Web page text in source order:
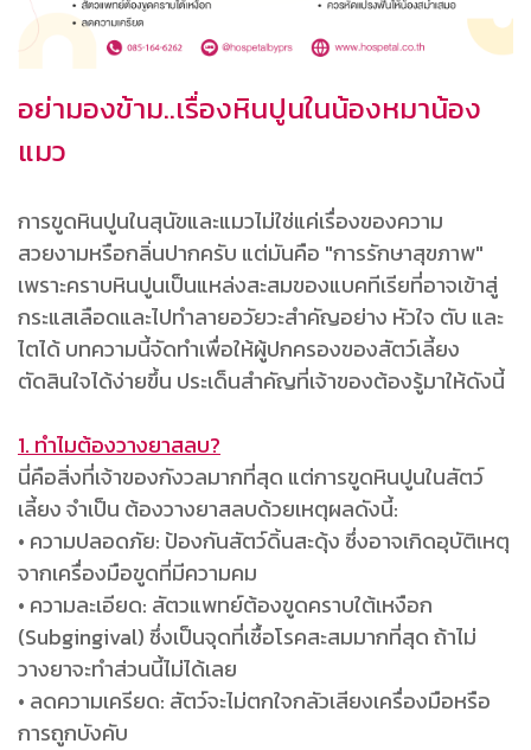
อย่ามองข้าม..เรื่องหินปูนในน้องหมาน้อง
แมว
การขูดหินปูนในสุนัขและแมวไม่ใช่แค่เรื่องของความ
สวยงามหรือกลิ่นปากครับ แต่มันคือ "การรักษาสุขภาพ"
เพราะคราบหินปูนเป็นแหล่งสะสมของแบคทีเรียที่อาจเข้าสู่
กระแสเลือดและไปทำลายอวัยวะสำคัญอย่าง หัวใจ ตับ และ
ไตได้ บทความนี้จัดทำเพื่อให้ผู้ปกครองของสัตว์เลี้ยง
ตัดสินใจได้ง่ายขึ้น ประเด็นสำคัญที่เจ้าของต้องรู้มาให้ดังนี้
1. ทำไมต้องวางยาสลบ?
นี่คือสิ่งที่เจ้าของกังวลมากที่สุด แต่การขูดหินปูนในสัตว์
เลี้ยง จำเป็น ต้องวางยาสลบด้วยเหตุผลดังนี้:
• ความปลอดภัย: ป้องกันสัตว์ดิ้นสะดุ้ง ซึ่งอาจเกิดอุบัติเหตุ
จากเครื่องมือขูดที่มีความคม
• ความละเอียด: สัตวแพทย์ต้องขูดคราบใต้เหงือก
(Subgingival) ซึ่งเป็นจุดที่เชื้อโรคสะสมมากที่สุด ถ้าไม่
วางยาจะทำส่วนนี้ไม่ได้เลย
• ลดความเครียด: สัตว์จะไม่ตกใจกลัวเสียงเครื่องมือหรือ
การถูกบังคับ